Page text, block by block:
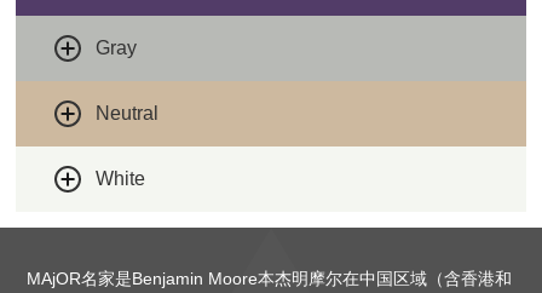
Gray
Neutral
White
MAjOR名家是Benjamin Moore本杰明摩尔在中国区域（含香港和